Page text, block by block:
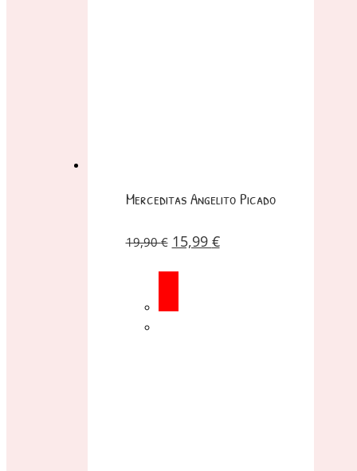
Merceditas Angelito Picado
19,90€ 15,99 €